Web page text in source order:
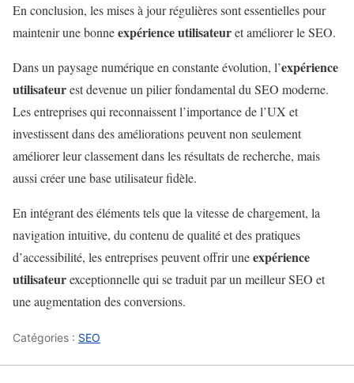
En conclusion, les mises à jour régulières sont essentielles pour
maintenir une bonneexpérience utilisateuret améliorer le SEO.
Dans un paysage numérique en constante évolution, l’expérience
utilisateurest devenue un pilier fondamental du SEO moderne.
Les entreprises qui reconnaissent l’importance de l’UX et
investissent dans des améliorations peuvent non seulement
améliorer leur classement dans les résultats de recherche, mais
aussi créer une base utilisateur fidèle.
En intégrant des éléments tels que la vitesse de chargement, la
navigation intuitive, du contenu de qualité et des pratiques
d’accessibilité, les entreprises peuvent offrir uneexpérience
utilisateurexceptionnelle qui se traduit par un meilleur SEO et
une augmentation des conversions.
Catégories : SEO